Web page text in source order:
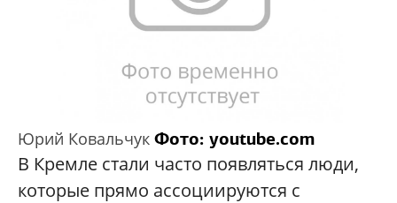
Юрий Ковальчук Фото: youtube.com
В Кремле стали часто появляться люди,
которые прямо ассоциируются с